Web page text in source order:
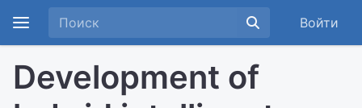
Войти
Development of